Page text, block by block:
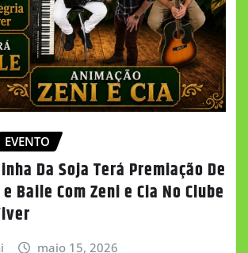
EVENTO
Da Soja Terá Premiação De
Baile Com Zeni e Cia No Clube
maio 15, 2026